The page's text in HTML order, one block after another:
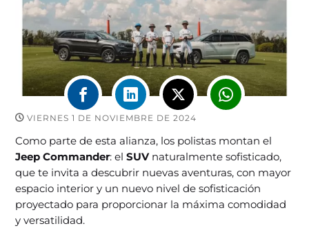
VIERNES 1 DE NOVIEMBRE DE 2024
Como parte de esta alianza, los polistas montan el
Jeep Commander: elSUV naturalmente sofisticado,
que te invita a descubrir nuevas aventuras, con mayor
espacio interior y un nuevo nivel de sofisticación
proyectado para proporcionar la máxima comodidad
y versatilidad.